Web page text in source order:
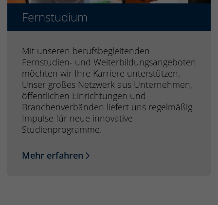
Fernstudium
Mit unseren berufsbegleitenden
Fernstudien- und Weiterbildungsangeboten
möchten wir Ihre Karriere unterstützen.
Unser großes Netzwerk aus Unternehmen,
öffentlichen Einrichtungen und
Branchenverbänden liefert uns regelmäßig
Impulse für neue innovative
Studienprogramme.
Mehr erfahren